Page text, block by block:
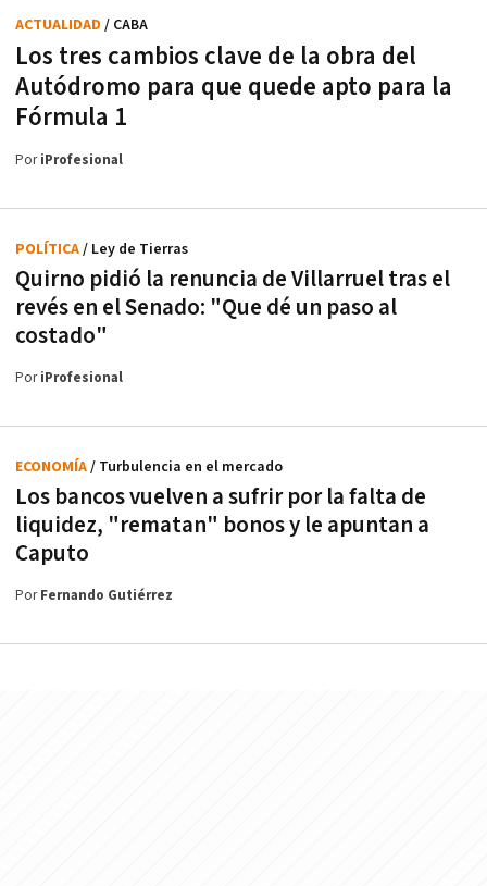
Los tres cambios clave de la obra del
Autódromo para que quede apto para la
Fórmula 1
ACTUALIDAD / CABA
PoriProfesional
Quirno pidió la renuncia de Villarruel tras el
revés en el Senado: "Que dé un paso al
costado"
POLÍTICA/ Ley de Tierras
PoriProfesional
Los bancos vuelven a sufrir por la falta de
liquidez, "rematan" bonos y le apuntan a
Caputo
ECONOMÍA/ Turbulencia en el mercado
PorFernando Gutiérrez